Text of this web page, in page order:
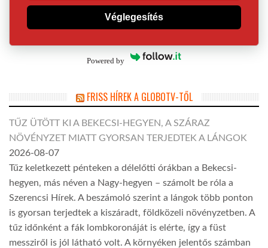
Véglegesítés
Powered by
FRISS HÍREK A GLOBOTV-TŐL
TŰZ ÜTÖTT KI A BEKECSI-HEGYEN, A SZÁRAZ
NÖVÉNYZET MIATT GYORSAN TERJEDTEK A LÁNGOK
2026-08-07
Tűz keletkezett pénteken a délelőtti órákban a Bekecsi-
hegyen, más néven a Nagy-hegyen – számolt be róla a
Szerencsi Hírek. A beszámoló szerint a lángok több ponton
is gyorsan terjedtek a kiszáradt, földközeli növényzetben. A
tűz időnként a fák lombkoronáját is elérte, így a füst
messziről is jól látható volt. A környéken jelentős számban